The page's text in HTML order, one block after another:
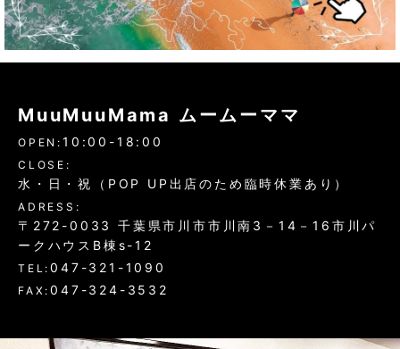
MuuMuuMama ムームーママ
OPEN: 10:00-18:00
CLOSE:
水・日・祝（POP UP出店のため臨時休業あり）
ADRESS:
〒272-0033 千葉県市川市市川南3－14－16市川パ
ークハウスB棟s-12
TEL:047-321-1090
FAX:047-324-3532